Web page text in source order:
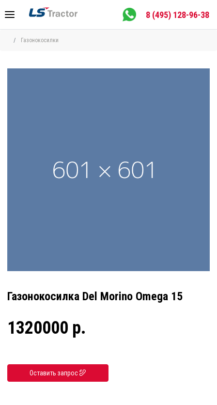
8 (495) 128-96-38
Газонокосилки
Газонокосилка Del Morino Omega 15
1320000 р.
Оставить запрос